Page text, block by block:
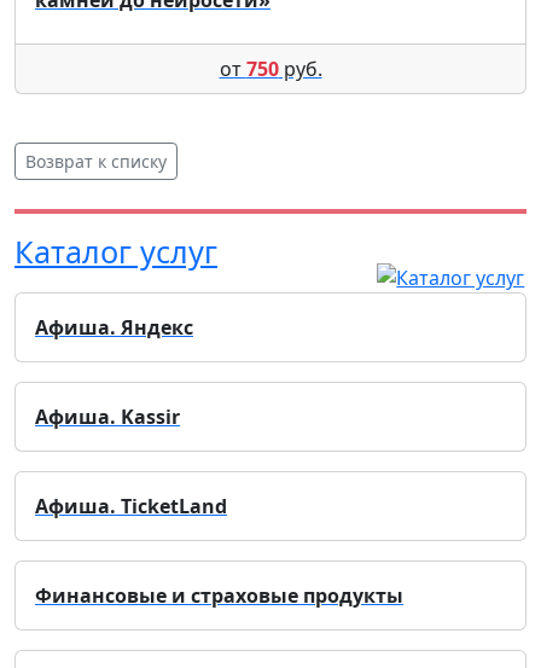
от750руб.
Возврат к списку
Каталог услуг
Афиша. Яндекс
Афиша. Kassir
Афиша. TicketLand
Финансовые и страховые продукты